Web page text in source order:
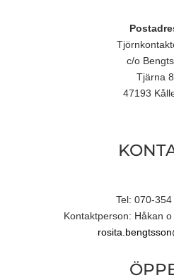
c/o
Tjärna
47193
Tel: 070-
Kontaktperson: Håkan